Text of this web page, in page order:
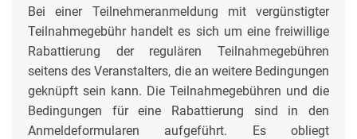
Bei einer Teilnehmeranmeldung mit vergünstigter
Teilnahmegebühr handelt es sich um eine freiwillige
Rabattierung der regulären Teilnahmegebühren
seitens des Veranstalters, die an weitere Bedingungen
geknüpft sein kann. Die Teilnahmegebühren und die
Bedingungen für eine Rabattierung sind in den
Anmeldeformularen aufgeführt. Es obliegt